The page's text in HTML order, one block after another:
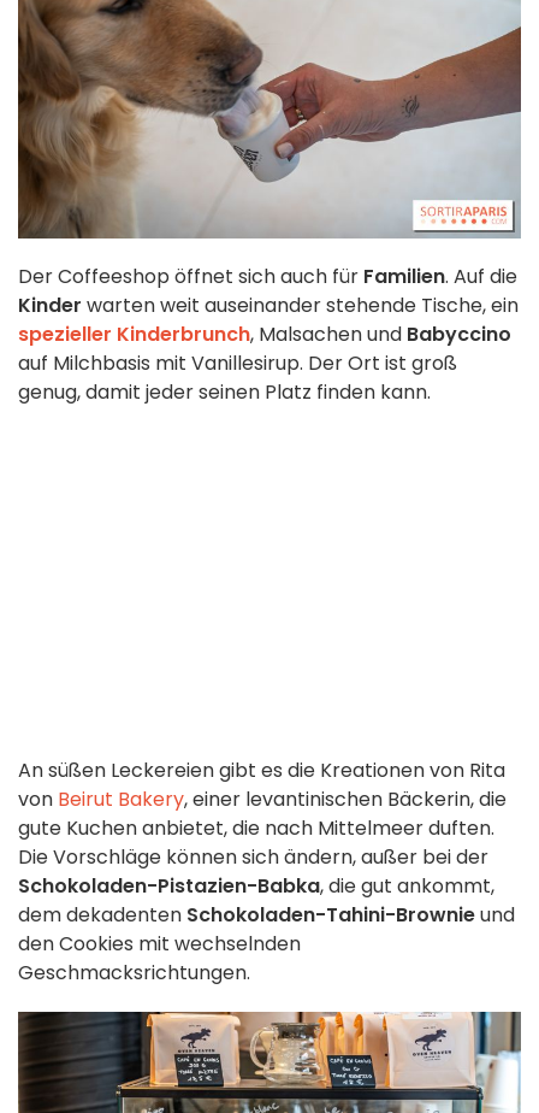
Der Coffeeshop öffnet sich auch für Familien. Auf die
Kinder warten weit auseinander stehende Tische, ein
spezieller Kinderbrunch, Malsachen und Babyccino
auf Milchbasis mit Vanillesirup. Der Ort ist groß
genug, damit jeder seinen Platz finden kann.
An süßen Leckereien gibt es die Kreationen von Rita
von Beirut Bakery, einer levantinischen Bäckerin, die
gute Kuchen anbietet, die nach Mittelmeer duften.
Die Vorschläge können sich ändern, außer bei der
Schokoladen-Pistazien-Babka, die gut ankommt,
dem dekadenten Schokoladen-Tahini-Brownieund
den Cookies mit wechselnden
Geschmacksrichtungen.